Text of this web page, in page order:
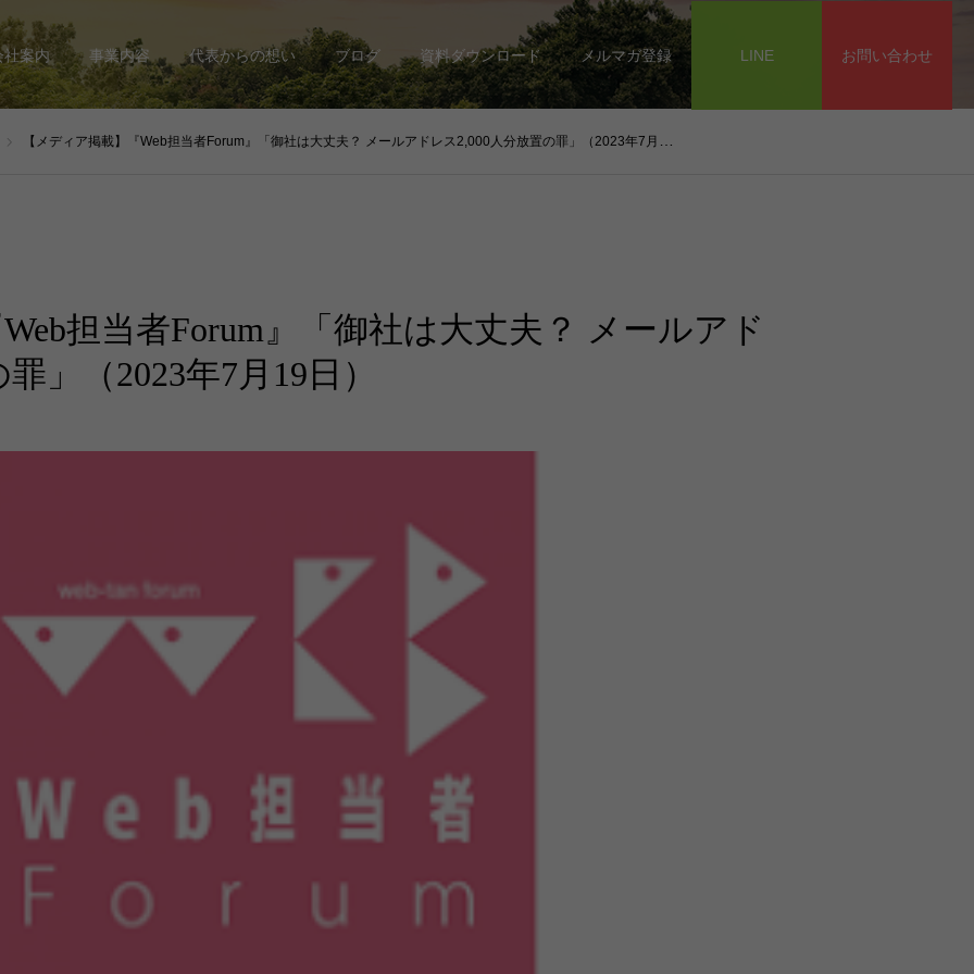
社案内 事業内容 代表からの想い ブログ 資料ダウンロード メルマガ登録 LINE お問い合わせ
【メディア掲載】『Web担当者Forum』「御社は大丈夫？ メールアドレス2,000人分放置の罪」（2023年7月19日）
担当者Forum』「御社は大丈夫？ メールアド
」（2023年7月19日）